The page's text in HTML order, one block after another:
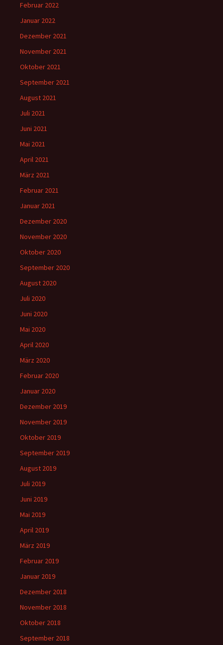
Februar 2022
Januar 2022
Dezember 2021
November 2021
Oktober 2021
September 2021
August 2021
Juli 2021
Juni 2021
Mai 2021
April 2021
März 2021
Februar 2021
Januar 2021
Dezember 2020
November 2020
Oktober 2020
September 2020
August 2020
Juli 2020
Juni 2020
Mai 2020
April 2020
März 2020
Februar 2020
Januar 2020
Dezember 2019
November 2019
Oktober 2019
September 2019
August 2019
Juli 2019
Juni 2019
Mai 2019
April 2019
März 2019
Februar 2019
Januar 2019
Dezember 2018
November 2018
Oktober 2018
September 2018